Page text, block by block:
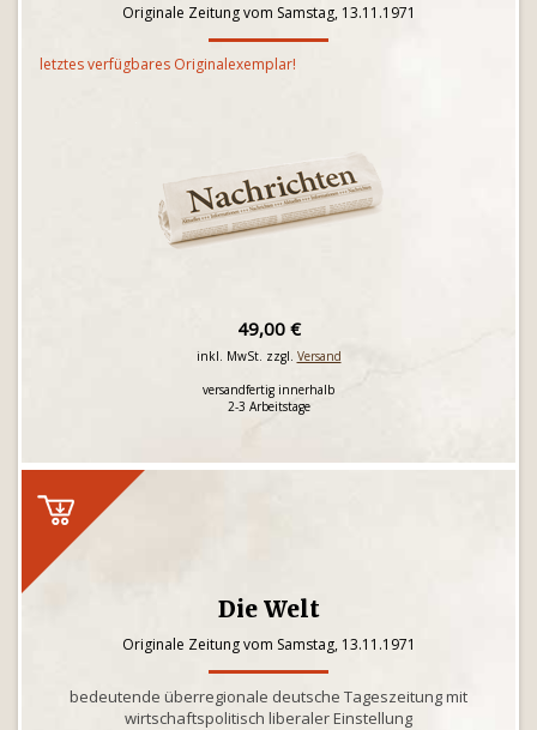
Originale Zeitung vom Samstag, 13.11.1971
letztes verfügbares Originalexemplar!
49,00 €
inkl. MwSt. zzgl. Versand
versandfertig innerhalb
2-3 Arbeitstage
Die Welt
Originale Zeitung vom Samstag, 13.11.1971
bedeutende überregionale deutsche Tageszeitung mit
wirtschaftspolitisch liberaler Einstellung